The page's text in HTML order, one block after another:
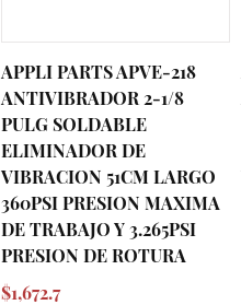
APPLI PARTS APVE-218
ANTIVIBRADOR 2-1/8
PULG SOLDABLE
ELIMINADOR DE
VIBRACION 51CM LARGO
360PSI PRESION MAXIMA
DE TRABAJO Y 3.265PSI
PRESION DE ROTURA
$1,672.7